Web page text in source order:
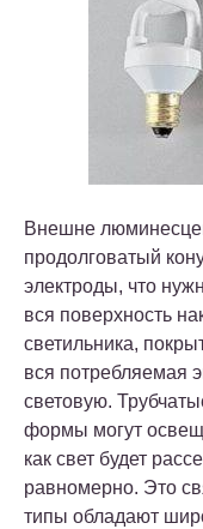
Внешне
продолговатый
электроды, что
вся поверхность
светильника,
вся потребляемая
световую.
формы могут
как свет будет
равномерно. Это
типы обладают